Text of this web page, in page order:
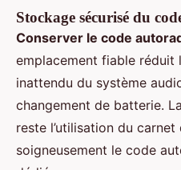
Stockage sécurisé du
Conserver le code
emplacement fiable réduit
inattendu du système
changement de batterie.
reste l’utilisation du carnet
soigneusement le code